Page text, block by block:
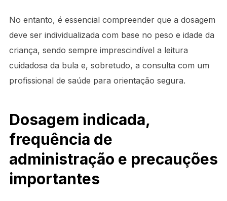
No entanto, é essencial compreender que a dosagem
deve ser individualizada com base no peso e idade da
criança, sendo sempre imprescindível a leitura
cuidadosa da bula e, sobretudo, a consulta com um
profissional de saúde para orientação segura.
Dosagem indicada,
frequência de
administração e precauções
importantes